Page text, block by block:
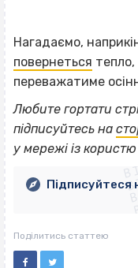
Нагадаємо,
повернеться тепло,
переважатиме
Любите гортати
підписуйтесь на
у мережі із користю
Підписуйтеся
Поділитись статтею